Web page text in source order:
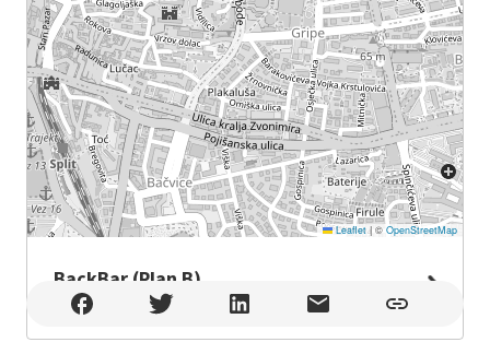
Leaflet |© OpenStreetMap
BackBar (Plan B)
BackBar (Plan B) , Split